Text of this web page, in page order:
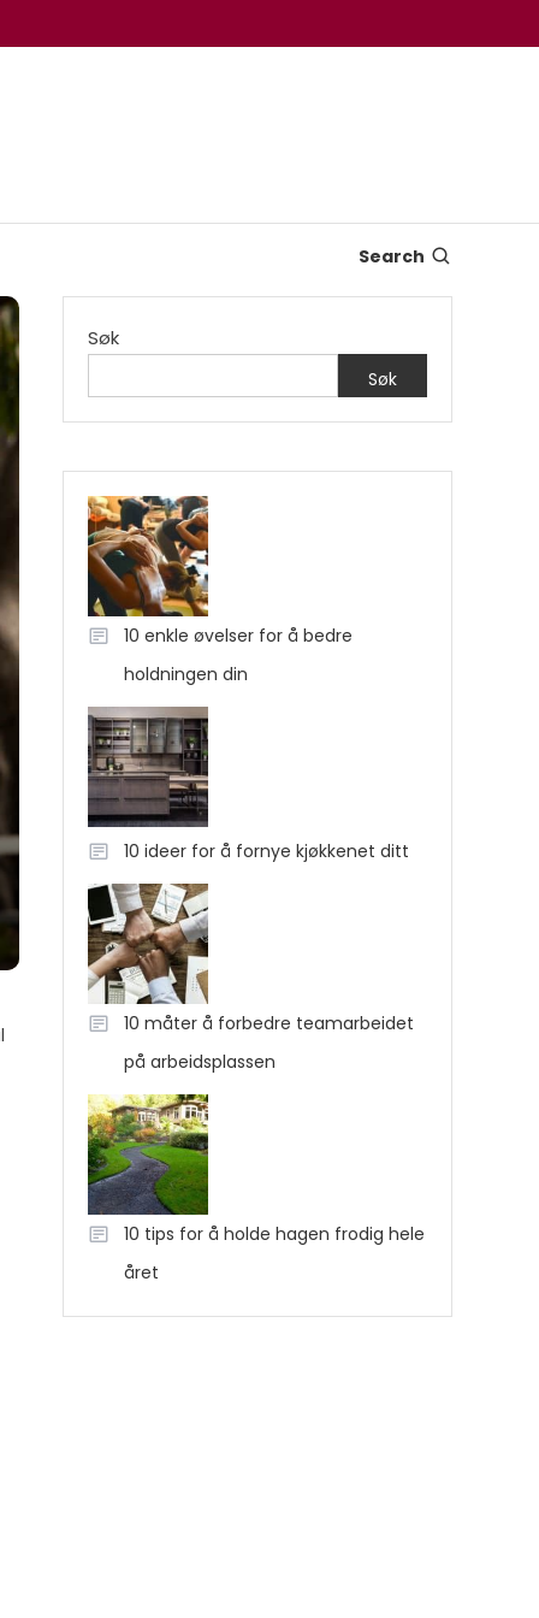
Search
Søk
Søk
10 enkle øvelser for å bedre
holdningen din
10 ideer for å fornye kjøkkenet ditt
10 måter å forbedre teamarbeidet
på arbeidsplassen
10 tips for å holde hagen frodig hele
året